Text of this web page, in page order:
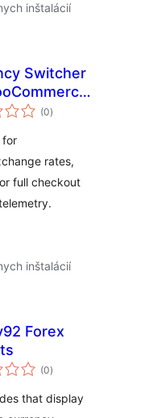
inštalácií
Switcher
(0celkové
hodnotenie
)
for
rates,
full checkout
inštalácií
Forex
(0celkové
hodnotenie
)
that display